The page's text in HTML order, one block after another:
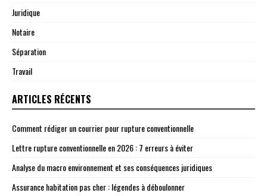
Juridique
Notaire
Séparation
Travail
ARTICLES RÉCENTS
Comment rédiger un courrier pour rupture conventionnelle
Lettre rupture conventionnelle en 2026 : 7 erreurs à éviter
Analyse du macro environnement et ses conséquences juridiques
Assurance habitation pas cher : légendes à déboulonner